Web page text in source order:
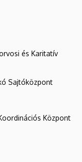
és Karitatív
Sajtóközpont
Központ